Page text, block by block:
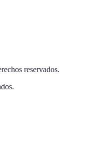
reservados.